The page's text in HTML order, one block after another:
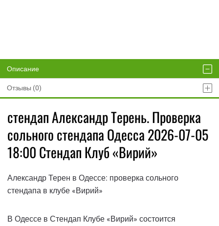
Описание
Отзывы (0)
стендап Александр Терень. Проверка
сольного стендапа Одесса 2026-07-05
18:00 Стендап Клуб «Вирий»
Александр Терен в Одессе: проверка сольного
стендапа в клубе «Вирий»
В Одессе в Стендап Клубе «Вирий» состоится